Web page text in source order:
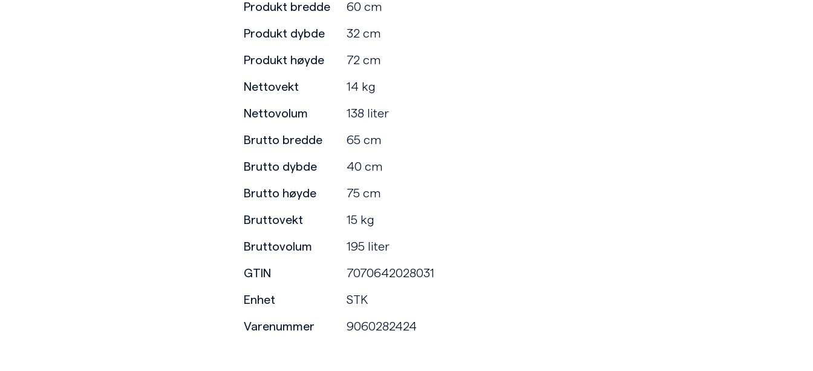
Produkt bredde 60 cm
Produkt dybde 32 cm
Produkt høyde 72 cm
Nettovekt 14 kg
Nettovolum 138 liter
Brutto bredde 65 cm
Brutto dybde 40 cm
Brutto høyde 75 cm
Bruttovekt 15 kg
Bruttovolum 195 liter
GTIN 7070642028031
Enhet STK
Varenummer 9060282424